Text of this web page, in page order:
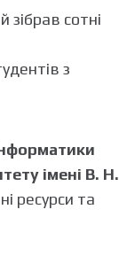
зібрав сотні
з
імені В. Н.
ресурси та